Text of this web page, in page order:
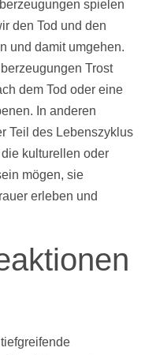
spielen
den Tod und den
und damit umgehen.
Trost
dem Tod oder eine
In anderen
Teil des Lebenszyklus
kulturellen oder
mögen, sie
erleben und